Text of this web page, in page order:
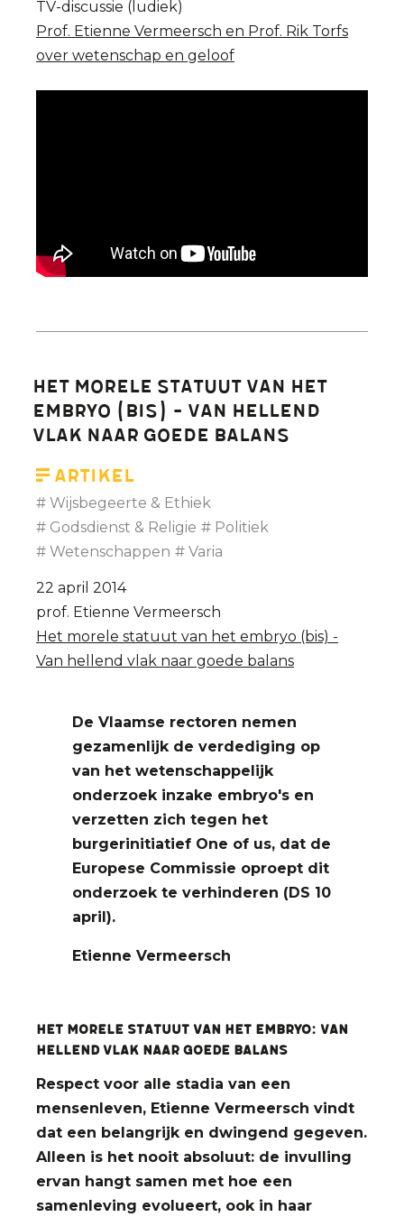
TV-discussie (ludiek)
Prof. Etienne Vermeersch en Prof. Rik Torfs
over wetenschap en geloof
Het morele statuut van het
embryo (bis) - Van hellend
vlak naar goede balans
Artikel
Wijsbegeerte & Ethiek
Godsdienst & Religie
Politiek
Wetenschappen
Varia
22 april 2014
prof. Etienne Vermeersch
Het morele statuut van het embryo (bis) -
Van hellend vlak naar goede balans
De Vlaamse rectoren nemen
gezamenlijk de verdediging op
van het wetenschappelijk
onderzoek inzake embryo's en
verzetten zich tegen het
burgerinitiatief One of us, dat de
Europese Commissie oproept dit
onderzoek te verhinderen (DS 10
april).
Etienne Vermeersch
Het morele statuut van het embryo: Van
hellend vlak naar goede balans
Respect voor alle stadia van een
mensenleven, Etienne Vermeersch vindt
dat een belangrijk en dwingend gegeven.
Alleen is het nooit absoluut: de invulling
ervan hangt samen met hoe een
samenleving evolueert, ook in haar